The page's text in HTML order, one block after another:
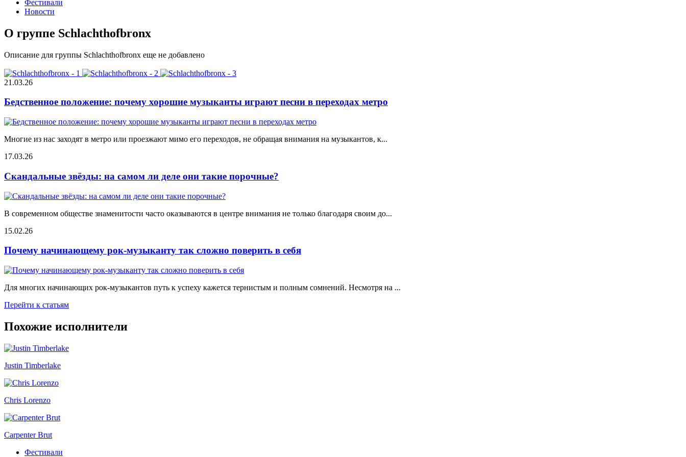
Фестивали
Новости
О группе Schlachthofbronx
Описание для группы Schlachthofbronx еще не добавлено
21.03.26
Бедственное положение: почему хорошие музыканты играют песни в переходах метро
Многие из нас заходят в метро или проезжают мимо его переходов, не обращая внимания на музыкантов, к...
17.03.26
Скандальные звёзды: на самом ли деле они такие порочные?
В современном обществе знаменитости часто оказываются в центре внимания не только благодаря своим до...
15.02.26
Почему начинающему рок-музыканту так сложно поверить в себя
Для многих начинающих рок-музыкантов путь к успеху кажется тернистым и полным сомнений. Несмотря на ...
Перейти к статьям
Похожие исполнители
Justin Timberlake
Chris Lorenzo
Carpenter Brut
Фестивали